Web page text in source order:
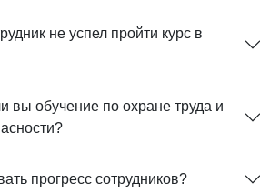
не успел пройти курс в
вы обучение по охране труда и
прогресс сотрудников?